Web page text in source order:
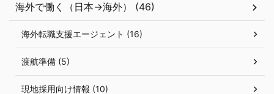
海外で働く（日本→海外） (46)
海外転職支援エージェント (16)
渡航準備 (5)
現地採用向け情報 (10)